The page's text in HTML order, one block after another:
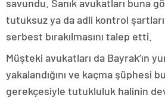
savundu. Sanık avukatları buna
tutuksuz ya da adli kontrol
serbest bırakılmasını talep etti.
Müşteki avukatları da Bayrak’ın
yakalandığını ve kaçma şüphesi
gerekçesiyle tutukluluk halinin